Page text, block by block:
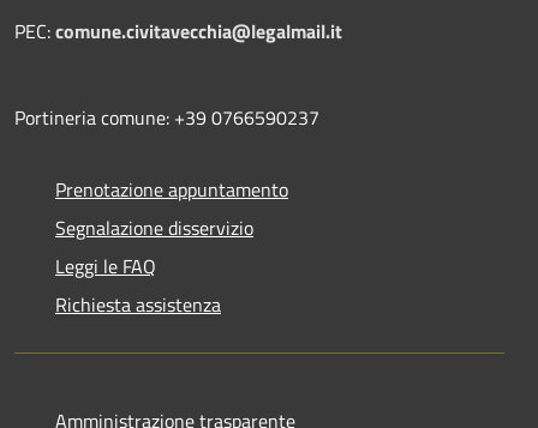
PEC:comune.civitavecchia@legalmail.it
Portineria comune: +39 0766590237
Prenotazione appuntamento
Segnalazione disservizio
Leggi le FAQ
Richiesta assistenza
Amministrazione trasparente